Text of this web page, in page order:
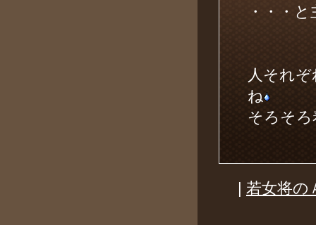
・・・
人それ
ね
そろそ
| 若女将の